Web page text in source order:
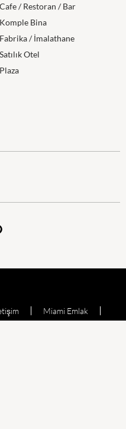
Cafe / Restoran / Bar
Komple Bina
Fabrika / İmalathane
Satılık Otel
Plaza
Miami Emlak